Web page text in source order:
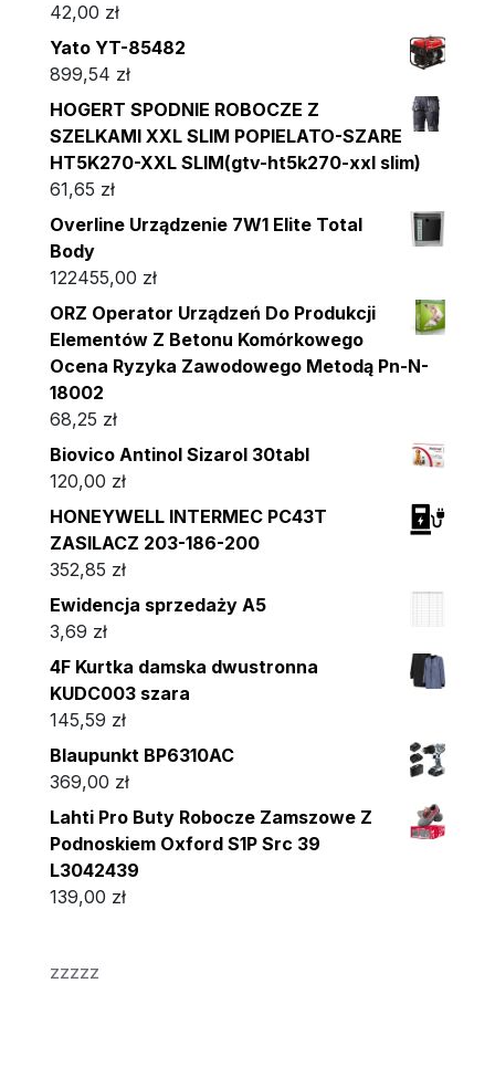
42,00 zł
Yato YT-85482
899,54 zł
HOGERT SPODNIE ROBOCZE Z
SZELKAMI XXL SLIM POPIELATO-SZARE
HT5K270-XXL SLIM(gtv-ht5k270-xxl slim)
61,65 zł
Overline Urządzenie 7W1 Elite Total
Body
122455,00 zł
ORZ Operator Urządzeń Do Produkcji
Elementów Z Betonu Komórkowego
Ocena Ryzyka Zawodowego Metodą Pn-N-
18002
68,25 zł
Biovico Antinol Sizarol 30tabl
120,00 zł
HONEYWELL INTERMEC PC43T
ZASILACZ 203-186-200
352,85 zł
Ewidencja sprzedaży A5
3,69 zł
4F Kurtka damska dwustronna
KUDC003 szara
145,59 zł
Blaupunkt BP6310AC
369,00 zł
Lahti Pro Buty Robocze Zamszowe Z
Podnoskiem Oxford S1P Src 39
L3042439
139,00 zł
zzzzz